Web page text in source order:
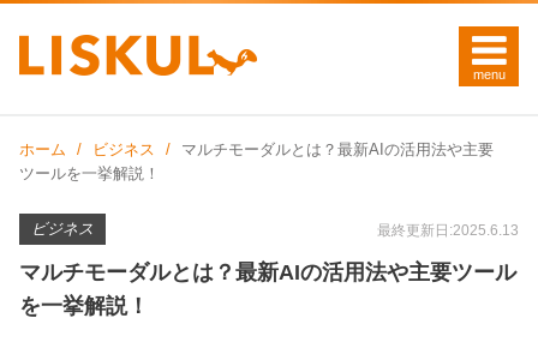
ホーム ビジネス
マルチモーダルとは？最新AIの活用法や主要
ツールを一挙解説！
ビジネス 最終更新日:2025.6.13
マルチモーダルとは？最新AIの活用法や主要ツール
を一挙解説！